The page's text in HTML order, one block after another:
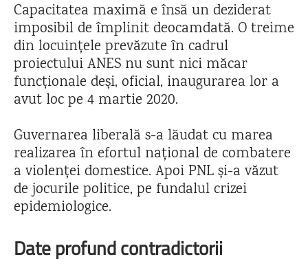
Capacitatea maximă e însă un deziderat
imposibil de împlinit deocamdată. O treime
din locuințele prevăzute în cadrul
proiectului ANES nu sunt nici măcar
funcționale deși, oficial, inaugurarea lor a
avut loc pe 4 martie 2020.
Guvernarea liberală s-a lăudat cu marea
realizarea în efortul național de combatere
a violenței domestice. Apoi PNL și-a văzut
de jocurile politice, pe fundalul crizei
epidemiologice.
Date profund contradictorii